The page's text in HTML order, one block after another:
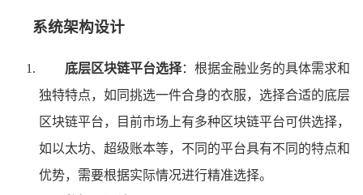
系统架构设计
底层区块链平台选择：根据金融业务的具体需求和
独特特点，如同挑选一件合身的衣服，选择合适的底层
区块链平台，目前市场上有多种区块链平台可供选择，
如以太坊、超级账本等，不同的平台具有不同的特点和
优势，需要根据实际情况进行精准选择。